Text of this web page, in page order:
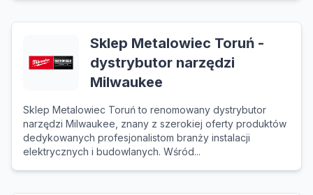
Sklep Metalowiec Toruń -
dystrybutor narzędzi
Milwaukee
Sklep Metalowiec Toruń to renomowany dystrybutor
narzędzi Milwaukee, znany z szerokiej oferty produktów
dedykowanych profesjonalistom branży instalacji
elektrycznych i budowlanych. Wśród...